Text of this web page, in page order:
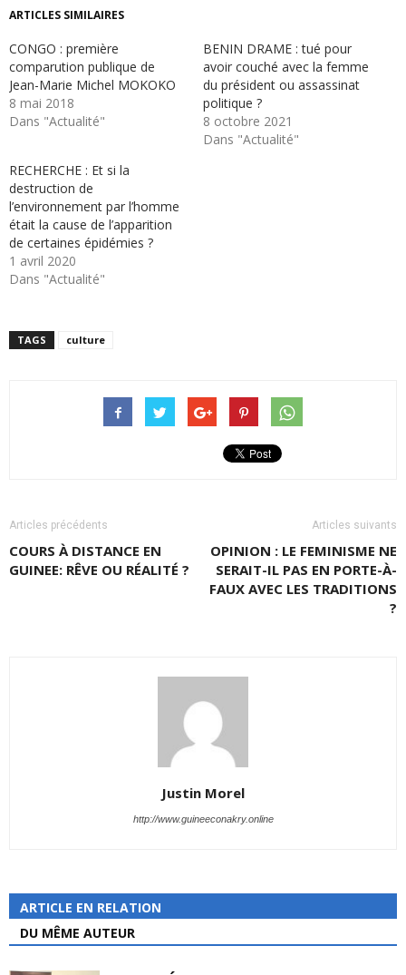
ARTICLES SIMILAIRES
CONGO : première
comparution publique de
Jean-Marie Michel MOKOKO
8 mai 2018
Dans "Actualité"
BENIN DRAME : tué pour
avoir couché avec la femme
du président ou assassinat
politique ?
8 octobre 2021
Dans "Actualité"
RECHERCHE : Et si la
destruction de
l’environnement par l’homme
était la cause de l’apparition
de certaines épidémies ?
1 avril 2020
Dans "Actualité"
TAGS culture
Articles précédents
COURS À DISTANCE EN
GUINEE: RÊVE OU RÉALITÉ ?
Articles suivants
OPINION : LE FEMINISME NE
SERAIT-IL PAS EN PORTE-À-
FAUX AVEC LES TRADITIONS
?
Justin Morel
http://www.guineeconakry.online
ARTICLE EN RELATION
DU MÊME AUTEUR